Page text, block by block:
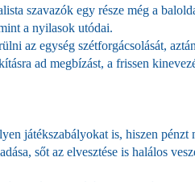
szavazók egy része még a
a nyilasok utódai.
az egység szétforgácsolását,
ad megbízást, a frissen
játékszabályokat is, hiszen pénzt
sőt az elvesztése is halálos